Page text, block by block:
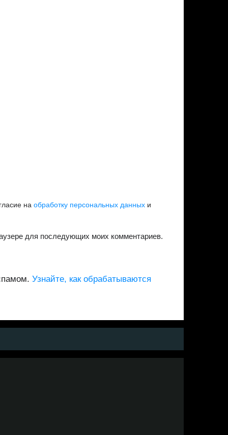
на обработку персональных данных и
для последующих моих комментариев.
Узнайте, как обрабатываются